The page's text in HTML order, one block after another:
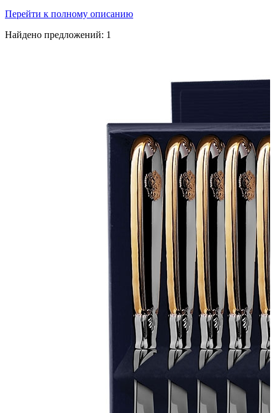
Перейти к полному описанию
Найдено предложений: 1